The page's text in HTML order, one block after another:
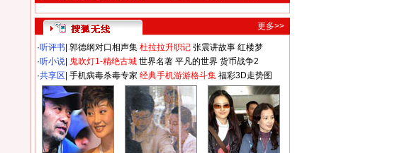
更多>>
·听评书 郭德纲对口相声集 杜拉拉升职记 张震讲故事 红楼梦
·听小说 鬼吹灯1-精绝古城 世界名著 平凡的世界 货币战争2
·共享区 手机病毒杀毒专家 经典手机游游格斗集 福彩3D走势图